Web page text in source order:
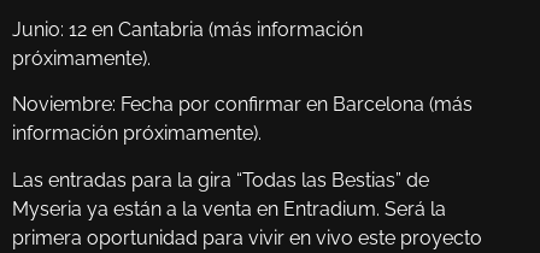
Junio: 12 en Cantabria (más información
próximamente).
Noviembre: Fecha por confirmar en Barcelona (más
información próximamente).
Las entradas para la gira “Todas las Bestias” de
Myseria ya están a la venta en Entradium. Será la
primera oportunidad para vivir en vivo este proyecto